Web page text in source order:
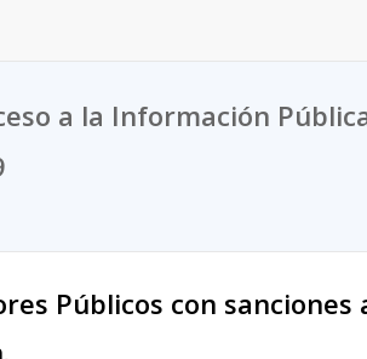
a la Información
Públicos con